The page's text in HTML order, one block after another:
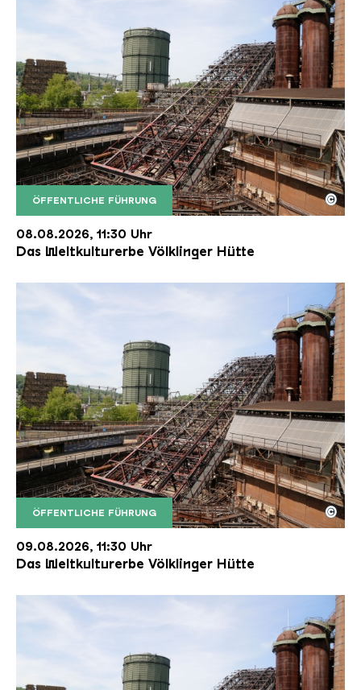
ÖFFENTLICHE FÜHRUNG
Der Erzschrägaufzug der Völklinger Hütte mit
Copyright: Weltkulturerbe Völklinger Hütte | Karl
©
08.08.2026, 11:30 Uhr
Das Weltkulturerbe Völklinger Hütte
ÖFFENTLICHE FÜHRUNG
Der Erzschrägaufzug der Völklinger Hütte mit
Copyright: Weltkulturerbe Völklinger Hütte | Karl
©
09.08.2026, 11:30 Uhr
Das Weltkulturerbe Völklinger Hütte